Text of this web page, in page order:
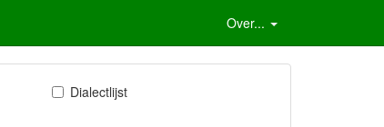
Over...
Dialectlijst